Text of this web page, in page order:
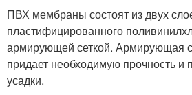
ПВХ мембраны состоят из двух
пластифицированного
армирующей сеткой. Армирующая
придает необходимую прочность и
усадки.